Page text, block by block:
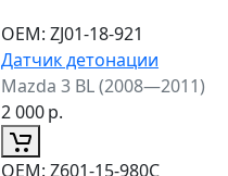
ОЕМ: ZJ01-18-921
Датчик детонации
Mazda 3 BL (2008—2011)
2 000р.
ОЕМ: Z601-15-980C